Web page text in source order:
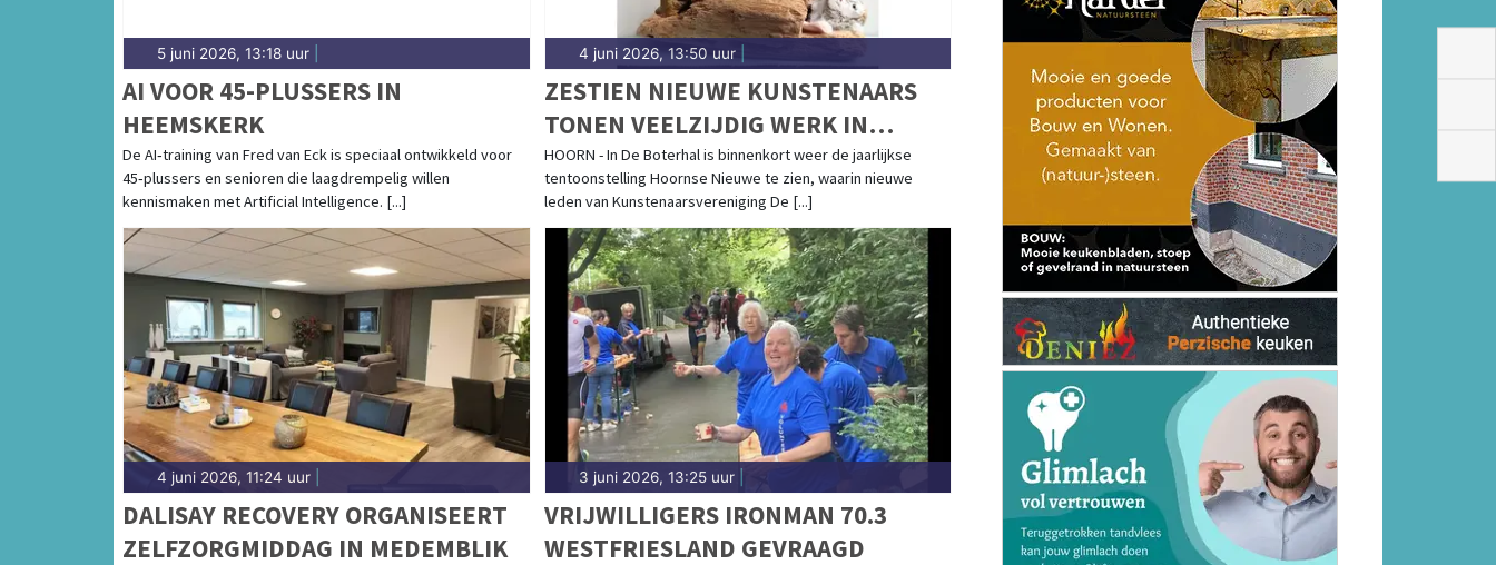
5 juni 2026, 13:18 uur
AI VOOR 45-PLUSSERS IN
HEEMSKERK
De AI‑training van Fred van Eck is speciaal ontwikkeld voor
45‑plussers en senioren die laagdrempelig willen
kennismaken met Artificial Intelligence. [...]
4 juni 2026, 13:50 uur|
ZESTIEN NIEUWE KUNSTENAARS
TONEN VEELZIJDIG WERK IN
‘HOORNSE NIEUWE’ IN DE
BOTERHAL HOORN VAN 27 JUNI
TOT EN MET 19 JULI
HOORN - In De Boterhal is binnenkort weer de jaarlijkse
tentoonstelling Hoornse Nieuwe te zien, waarin nieuwe
leden van Kunstenaarsvereniging De [...]
4 juni 2026, 11:24 uur
DALISAY RECOVERY ORGANISEERT
ZELFZORGMIDDAG IN MEDEMBLIK
3 juni 2026, 13:25 uur|
VRIJWILLIGERS IRONMAN 70.3
WESTFRIESLAND GEVRAAGD